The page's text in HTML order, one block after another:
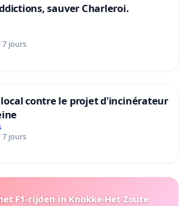
sauver Charleroi.
7 jours
contre le projet d'incinérateur
7 jours
F1-rijden in Knokke-Het Zoute